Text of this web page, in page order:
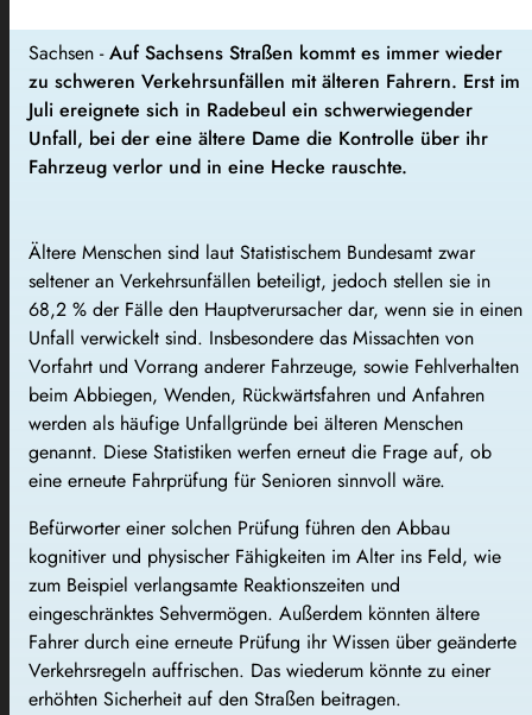
Sachsen -Auf Sachsens Straßen kommt es immer wieder
zu schweren Verkehrsunfällen mit älteren Fahrern. Erst im
Juli ereignete sich in Radebeul ein schwerwiegender
Unfall, bei der eine ältere Dame die Kontrolle über ihr
Fahrzeug verlor und in eine Hecke rauschte.
Ältere Menschen sind laut Statistischem Bundesamt zwar
seltener an Verkehrsunfällen beteiligt, jedoch stellen sie in
68,2 % der Fälle den Hauptverursacher dar, wenn sie in einen
Unfall verwickelt sind. Insbesondere das Missachten von
Vorfahrt und Vorrang anderer Fahrzeuge, sowie Fehlverhalten
beim Abbiegen, Wenden, Rückwärtsfahren und Anfahren
werden als häufige Unfallgründe bei älteren Menschen
genannt. Diese Statistiken werfen erneut die Frage auf, ob
eine erneute Fahrprüfung für Senioren sinnvoll wäre.
Befürworter einer solchen Prüfung führen den Abbau
kognitiver und physischer Fähigkeiten im Alter ins Feld, wie
zum Beispiel verlangsamte Reaktionszeiten und
eingeschränktes Sehvermögen. Außerdem könnten ältere
Fahrer durch eine erneute Prüfung ihr Wissen über geänderte
Verkehrsregeln auffrischen. Das wiederum könnte zu einer
erhöhten Sicherheit auf den Straßen beitragen.